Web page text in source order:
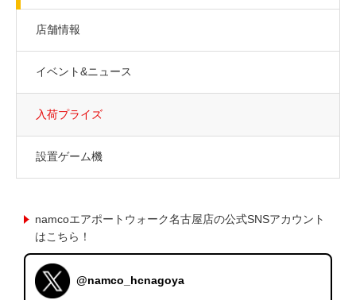
店舗情報
イベント&ニュース
入荷プライズ
設置ゲーム機
namcoエアポートウォーク名古屋店の公式SNSアカウント
はこちら！
@namco_hcnagoya